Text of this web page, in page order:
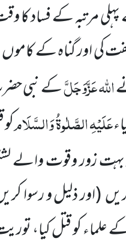
مرتبہ کے فساد کا
کی اورگناہ کے کاموں
اللّٰہ عَزَّوَجَلَّکے نبی
عَلَیْہِ الصَّلٰوۃُ وَالسَّلَام
زور وقوت والے
(اور ذلیل و رسوا
کو قتل کیا،